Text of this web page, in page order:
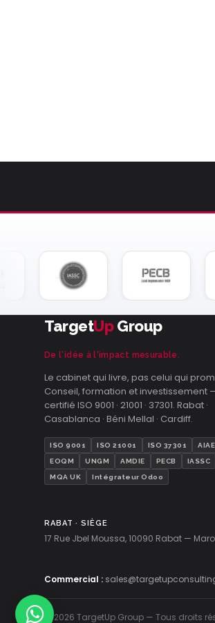
TargetUpGroup
De l'idée à l'impact mesurable.
Le cabinet qui livre, pas celui qui
Conseil, formation et investissement
certifié ISO 9001 · 21001 · 37301. Rabat ·
Casablanca · Béni Mellal · Cardiff.
ISO 9001 ISO 21001 ISO 37301 AIAE
EOQM UNGM AMDIE PECB IASSC
MQA UK Intégrateur Odoo
RABAT · SIÈGE
17 Rue Jbel Moussa, 10090 Rabat —
Commercial :
© 2026 TargetUp Group — Tous droits